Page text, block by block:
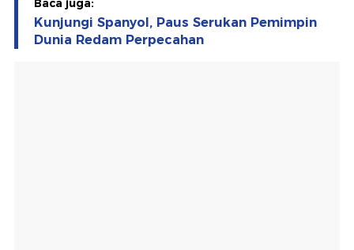
Baca juga:
Kunjungi Spanyol, Paus Serukan Pemimpin
Dunia Redam Perpecahan